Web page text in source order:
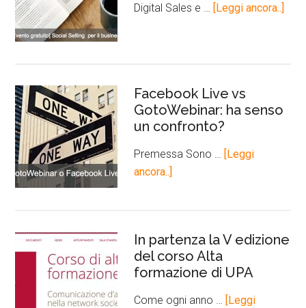
Digital Sales e … [Leggi ancora..]
Facebook Live vs
GotoWebinar: ha senso
un confronto?
Premessa Sono …
[Leggi
ancora..]
In partenza la V edizione
del corso Alta
formazione di UPA
Come ogni anno …
[Leggi